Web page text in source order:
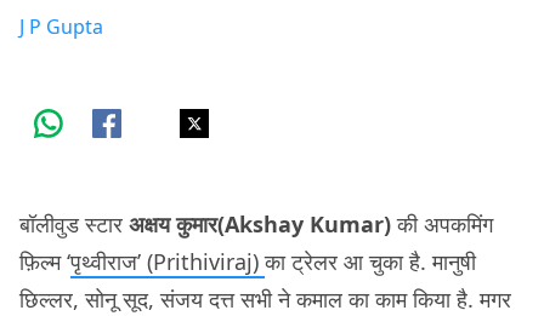
J P Gupta
बॉलीवुड स्टार अक्षय कुमार(Akshay Kumar)की अपकमिंग
फ़िल्म ‘पृथ्वीराज’ (Prithiviraj)का ट्रेलर आ चुका है. मानुषी
छिल्लर, सोनू सूद, संजय दत्त सभी ने कमाल का काम किया है. मगर